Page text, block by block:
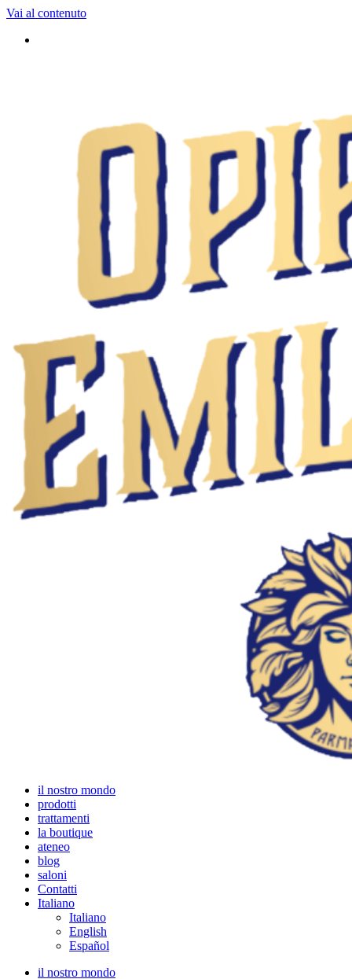
Vai al contenuto
il nostro mondo
prodotti
trattamenti
la boutique
ateneo
blog
saloni
Contatti
Italiano
Italiano
English
Español
il nostro mondo